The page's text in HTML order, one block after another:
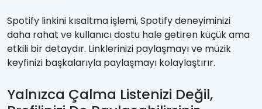
Spotify linkini kısaltma işlemi, Spotify deneyiminizi
daha rahat ve kullanıcı dostu hale getiren küçük ama
etkili bir detaydır. Linklerinizi paylaşmayı ve müzik
keyfinizi başkalarıyla paylaşmayı kolaylaştırır.
Yalnızca Çalma Listenizi Değil,